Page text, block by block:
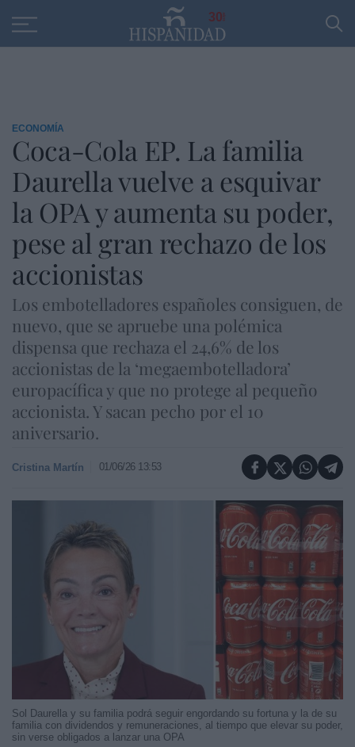
30
ECONOMÍA
Coca-Cola EP. La familia
Daurella vuelve a esquivar
la OPA y aumenta su poder,
pese al gran rechazo de los
accionistas
Los embotelladores españoles consiguen, de
nuevo, que se apruebe una polémica
dispensa que rechaza el 24,6% de los
accionistas de la ‘megaembotelladora’
europacífica y que no protege al pequeño
accionista. Y sacan pecho por el 10
aniversario.
Cristina Martín 01/06/26 13:53
Sol Daurella y su familia podrá seguir engordando su fortuna y la de su
familia con dividendos y remuneraciones, al tiempo que elevar su poder,
sin verse obligados a lanzar una OPA